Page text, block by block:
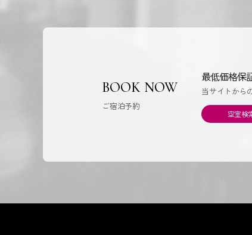
BOOK NOW
ご宿泊予約
最低価格保
当サイトから
空室検